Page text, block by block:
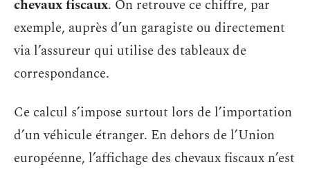
chevaux fiscaux. On retrouve ce chiffre, par
exemple, auprès d’un garagiste ou directement
via l’assureur qui utilise des tableaux de
correspondance.
Ce calcul s’impose surtout lors de l’importation
d’un véhicule étranger. En dehors de l’Union
européenne, l’affichage des chevaux fiscaux n’est